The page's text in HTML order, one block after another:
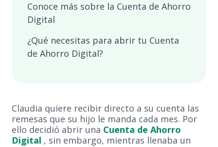
Conoce más sobre la Cuenta de Ahorro
Digital
¿Qué necesitas para abrir tu Cuenta
de Ahorro Digital?
Claudia quiere recibir directo a su cuenta las
remesas que su hijo le manda cada mes. Por
ello decidió abrir una Cuenta de Ahorro
Digital , sin embargo, mientras llenaba un